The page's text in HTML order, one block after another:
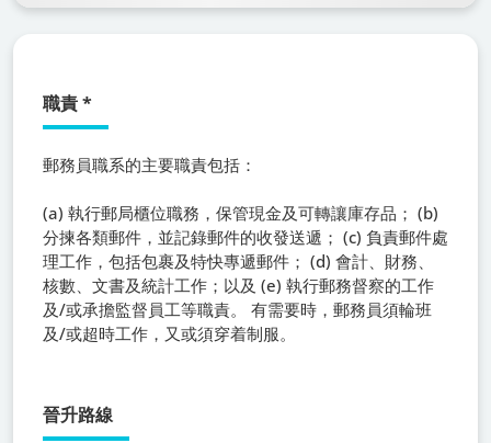
職責*
郵務員職系的主要職責包括：
(a) 執行郵局櫃位職務，保管現金及可轉讓庫存品； (b)
分揀各類郵件，並記錄郵件的收發送遞； (c) 負責郵件處
理工作，包括包裹及特快專遞郵件； (d) 會計、財務、
核數、文書及統計工作；以及 (e) 執行郵務督察的工作
及/或承擔監督員工等職責。 有需要時，郵務員須輪班
及/或超時工作，又或須穿着制服。
晉升路線